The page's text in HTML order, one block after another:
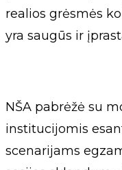
realios grėsmės
yra saugūs ir
NŠA pabrėžė su
institucijomis
scenarijams